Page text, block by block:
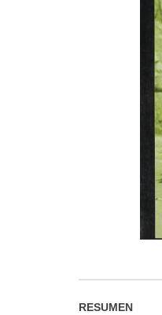
RESUMEN